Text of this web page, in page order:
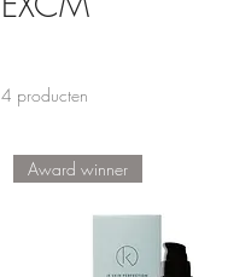
4 producten
Award winner